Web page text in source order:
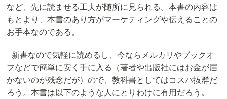
など、先に読ませる工夫が随所に見られる。本書の内容は
もとより、本書のあり方がマーケティングや伝えることの
お手本なのである。
新書なので気軽に読めるし、今ならメルカリやブックオ
フなどで簡単に安く手に入る（著者や出版社にはお金が届
かないのが残念だが）ので、教科書としてはコスパ抜群だ
ろう。本書は以下のような人にとりわけに有用だろう。